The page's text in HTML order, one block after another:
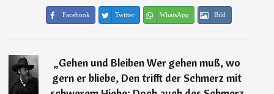
Facebook Twitter WhatsApp Bild
„Gehen und Bleiben Wer gehen muß, wo
gern er bliebe, Den trifft der Schmerz mit